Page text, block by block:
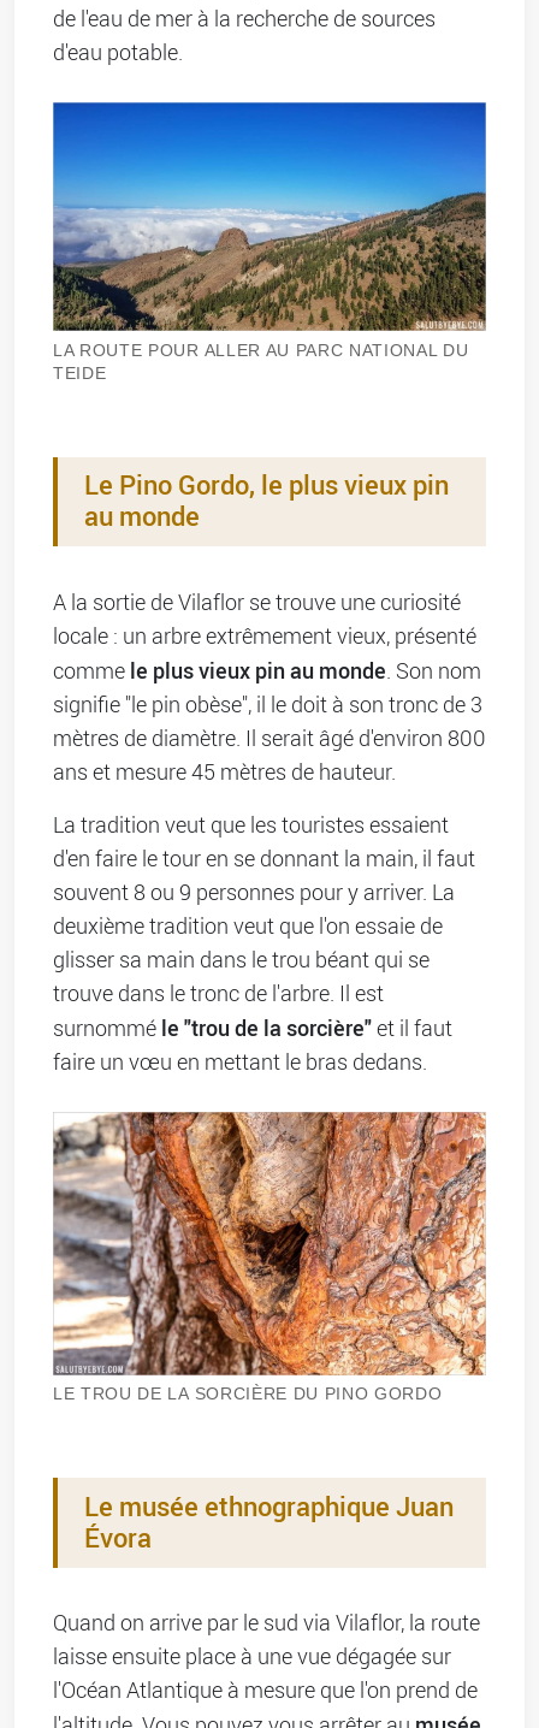
de l'eau de mer à la recherche de sources
d'eau potable.
LA ROUTE POUR ALLER AU PARC NATIONAL DU
TEIDE
Le Pino Gordo, le plus vieux pin
au monde
A la sortie de Vilaflor se trouve une curiosité
locale : un arbre extrêmement vieux, présenté
comme le plus vieux pin au monde. Son nom
signifie "le pin obèse", il le doit à son tronc de 3
mètres de diamètre. Il serait âgé d'environ 800
ans et mesure 45 mètres de hauteur.
La tradition veut que les touristes essaient
d'en faire le tour en se donnant la main, il faut
souvent 8 ou 9 personnes pour y arriver. La
deuxième tradition veut que l'on essaie de
glisser sa main dans le trou béant qui se
trouve dans le tronc de l'arbre. Il est
surnommé le "trou de la sorcière"et il faut
faire un vœu en mettant le bras dedans.
LE TROU DE LA SORCIÈRE DU PINO GORDO
Le musée ethnographique Juan
Évora
Quand on arrive par le sud via Vilaflor, la route
laisse ensuite place à une vue dégagée sur
l'Océan Atlantique à mesure que l'on prend de